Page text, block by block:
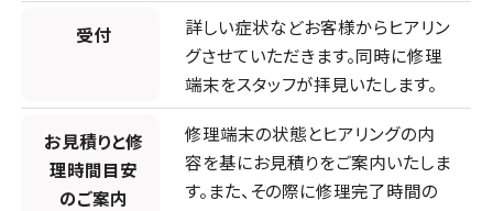
スマホスピタル八王子
店舗に電話
店頭修理店
受付
詳しい症状などお客様からヒアリン
グさせていただきます。同時に修理
端末をスタッフが拝見いたします。
お見積りと修
理時間目安
のご案内
修理端末の状態とヒアリングの内
容を基にお見積りをご案内いたしま
す。また、その際に修理完了時間の